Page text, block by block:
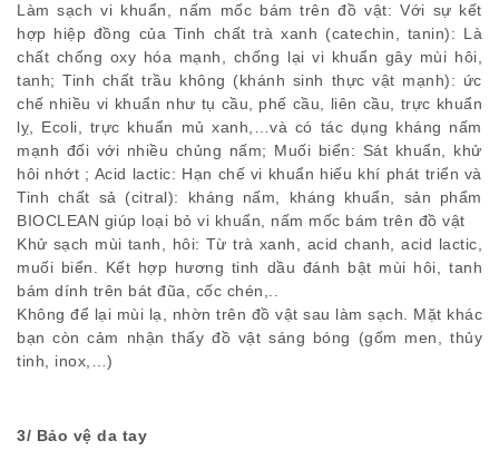
Làm sạch vi khuẩn, nấm mốc bám trên đồ vật: Với sự kết
hợp hiệp đồng của Tinh chất trà xanh (catechin, tanin): Là
chất chống oxy hóa mạnh, chống lại vi khuẩn gây mùi hôi,
tanh; Tinh chất trầu không (khánh sinh thực vật mạnh): ức
chế nhiều vi khuẩn như tụ cầu, phế cầu, liên cầu, trực khuẩn
lỵ, Ecoli, trực khuẩn mủ xanh,…và có tác dụng kháng nấm
mạnh đối với nhiều chủng nấm; Muối biển: Sát khuẩn, khử
hôi nhớt ; Acid lactic: Hạn chế vi khuẩn hiếu khí phát triển và
Tinh chất sả (citral): kháng nấm, kháng khuẩn, sản phẩm
BIOCLEAN giúp loại bỏ vi khuẩn, nấm mốc bám trên đồ vật
Khử sạch mùi tanh, hôi: Từ trà xanh, acid chanh, acid lactic,
muối biển. Kết hợp hương tinh dầu đánh bật mùi hôi, tanh
bám dính trên bát đũa, cốc chén,..
Không để lại mùi lạ, nhờn trên đồ vật sau làm sạch. Mặt khác
bạn còn cảm nhận thấy đồ vật sáng bóng (gốm men, thủy
tinh, inox,…)
3/ Bảo vệ da tay